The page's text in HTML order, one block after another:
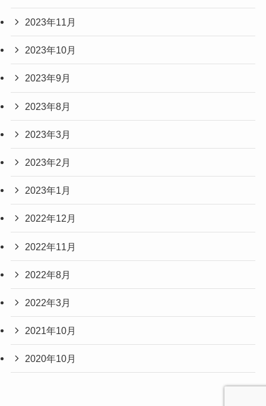
2023年11月
2023年10月
2023年9月
2023年8月
2023年3月
2023年2月
2023年1月
2022年12月
2022年11月
2022年8月
2022年3月
2021年10月
2020年10月